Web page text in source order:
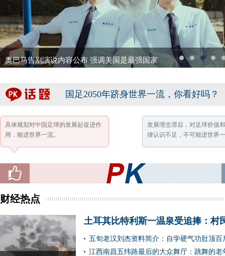
克里米亚美女检察长穿将军服照 波克隆斯卡娅
1 2 3 5
国足2050年跻身世界一流，你看好吗？
具体规划对中国足球的发展起促进作
用，能进世界一流。
发展理念滞后，对足球价值
律认识不足，不可能进世界
财经热点
土耳其比特利斯一温泉受追捧：村
五旬老汉刘杰资料简介：自学硬气功肚顶百
江西南昌五纬路最后的大众舞厅：跳舞的老